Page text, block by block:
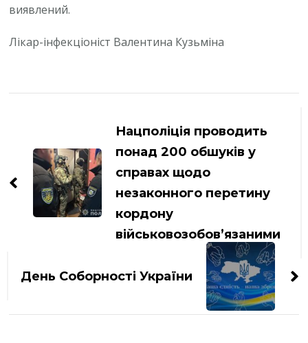
виявлений.
Лікар-інфекціоніст Валентина Кузьміна
Нацполіція проводить
понад 200 обшуків у
справах щодо
незаконного перетину
кордону
військовозобовʼязаними
День Соборності України